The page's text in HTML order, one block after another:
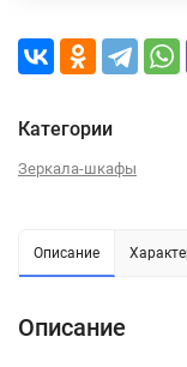
Категории
Зеркала-шкафы
Описание
Описание